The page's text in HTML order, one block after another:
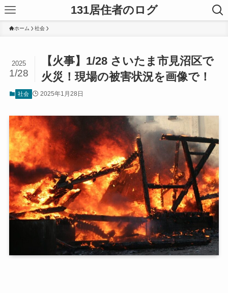
131居住者のログ
ホーム 社会
【火事】1/28 さいたま市見沼区で
火災！現場の被害状況を画像で！
2025
1/28
社会 2025年1月28日